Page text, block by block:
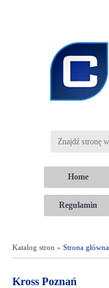
Home
Regulamin
Katalog stron » Strona główna
Kross Poznań